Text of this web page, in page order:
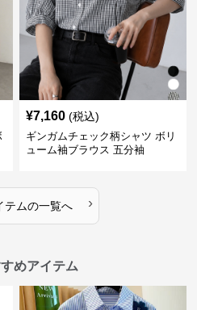
¥7,160 (税込)
ギンガムチェック柄シャツ ボリ
ューム袖ブラウス 五分袖
テムの一覧へ ›
めアイテム